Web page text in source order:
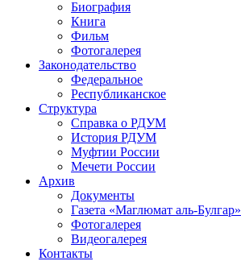
Биография
Книга
Фильм
Фотогалерея
Законодательство
Федеральное
Республиканское
Структура
Справка о РДУМ
История РДУМ
Муфтии России
Мечети России
Архив
Документы
Газета «Маглюмат аль-Булгар»
Фотогалерея
Видеогалерея
Контакты